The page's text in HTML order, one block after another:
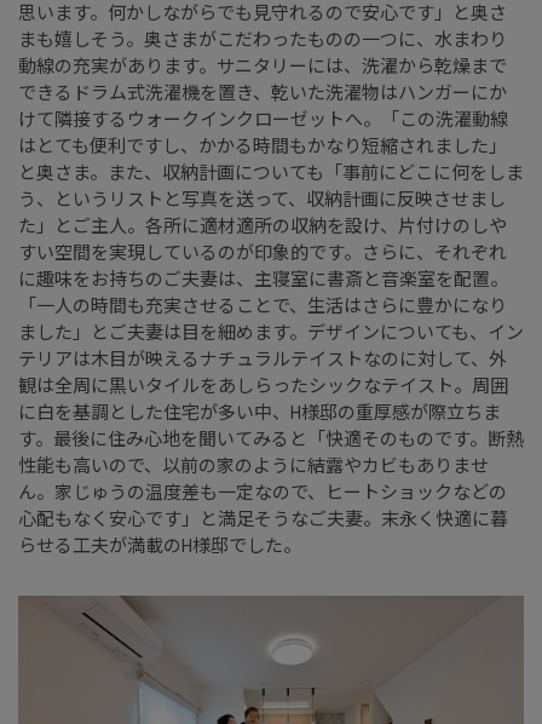
思います。何かしながらでも見守れるので安心です」と奥さ
まも嬉しそう。奥さまがこだわったものの一つに、水まわり
動線の充実があります。サニタリーには、洗濯から乾燥まで
できるドラム式洗濯機を置き、乾いた洗濯物はハンガーにか
けて隣接するウォークインクローゼットへ。「この洗濯動線
はとても便利ですし、かかる時間もかなり短縮されました」
と奥さま。また、収納計画についても「事前にどこに何をしま
う、というリストと写真を送って、収納計画に反映させまし
た」とご主人。各所に適材適所の収納を設け、片付けのしや
すい空間を実現しているのが印象的です。さらに、それぞれ
に趣味をお持ちのご夫妻は、主寝室に書斎と音楽室を配置。
「一人の時間も充実させることで、生活はさらに豊かになり
ました」とご夫妻は目を細めます。デザインについても、イン
テリアは木目が映えるナチュラルテイストなのに対して、外
観は全周に黒いタイルをあしらったシックなテイスト。周囲
に白を基調とした住宅が多い中、H様邸の重厚感が際立ちま
す。最後に住み心地を聞いてみると「快適そのものです。断熱
性能も高いので、以前の家のように結露やカビもありませ
ん。家じゅうの温度差も一定なので、ヒートショックなどの
心配もなく安心です」と満足そうなご夫妻。末永く快適に暮
らせる工夫が満載のH様邸でした。